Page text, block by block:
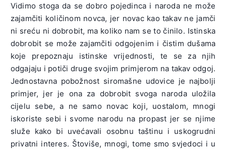
Vidimo stoga da se dobro pojedinca i naroda ne može
zajamčiti količinom novca, jer novac kao takav ne jamči
ni sreću ni dobrobit, ma koliko nam se to činilo. Istinska
dobrobit se može zajamčiti odgojenim i čistim dušama
koje prepoznaju istinske vrijednosti, te se za njih
odgajaju i potiči druge svojim primjerom na takav odgoj.
Jednostavna pobožnost siromašne udovice je najbolji
primjer, jer je ona za dobrobit svoga naroda uložila
cijelu sebe, a ne samo novac koji, uostalom, mnogi
iskoriste sebi i svome narodu na propast jer se njime
služe kako bi uvećavali osobnu taštinu i uskogrudni
privatni interes. Štoviše, mnogi, tome smo svjedoci i u